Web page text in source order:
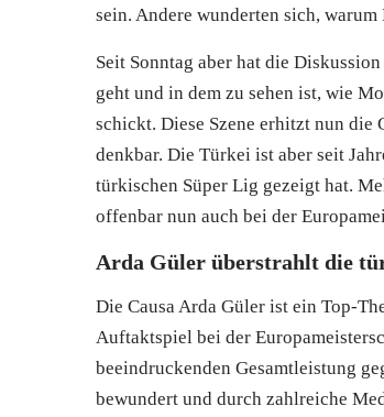
sein. Andere wunderten sich,
Seit Sonntag aber hat die
geht und in dem zu sehen ist, wie
schickt. Diese Szene erhitzt nun
denkbar. Die Türkei ist aber seit
türkischen Süper Lig gezeigt hat.
offenbar nun auch bei der
Arda Güler überstrahlt die
Die Causa Arda Güler ist ein Top-
Auftaktspiel bei der
beeindruckenden Gesamtleistung
bewundert und durch zahlreiche